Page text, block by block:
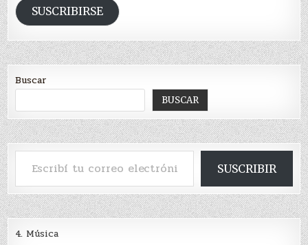
emailSUSCRIBIRSE
Buscar
BUSCAR
Escribí tu correo electrónico…
SUSCRIBIR
4. Música